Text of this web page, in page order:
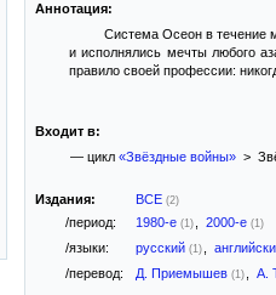
Аннотация:
Система Осеон в течение
и исполнялись мечты любого
правило своей профессии:
Входит в:
— цикл «Звёздные войны»>
Издания: ВСЕ (2)
/период: 1980-е (1) 2000-е (1)
/языки: русский (1)
/перевод: Д. Приемышев (1) А.